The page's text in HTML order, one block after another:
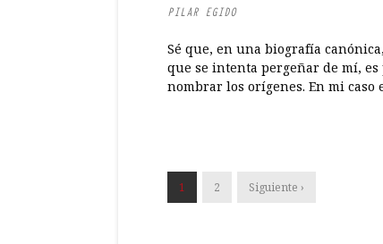
PILAR EGIDO
Sé que, en una biografía
que se intenta pergeñar de mí, es
nombrar los orígenes. En mi caso
1 2 Siguiente ›